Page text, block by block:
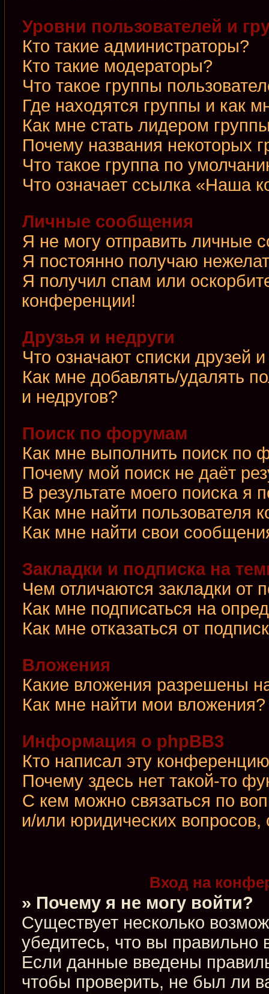
Уровни пользователей и
Кто такие администраторы?
Кто такие модераторы?
Что такое группы
Где находятся группы и как
Как мне стать лидером
Почему названия некоторых
Что такое группа по
Что означает ссылка «Наша
Личные сообщения
Я не могу отправить личные
Я постоянно получаю
Я получил спам или
конференции!
Друзья и недруги
Что означают списки друзей
Как мне добавлять/удалять
и недругов?
Поиск по форумам
Как мне выполнить поиск
Почему мой поиск не даёт
В результате моего поиска я
Как мне найти пользователя
Как мне найти свои
Закладки и подписка на
Чем отличаются закладки от
Как мне подписаться на
Как мне отказаться от
Вложения
Какие вложения разрешены
Как мне найти мои вложения?
Информация о phpBB3
Кто написал эту
Почему здесь нет такой-то
С кем можно связаться по
и/или юридических
Вход на
» Почему я не могу войти?
Существует несколько
убедитесь, что вы правильно
Если данные введены
чтобы проверить, не был ли